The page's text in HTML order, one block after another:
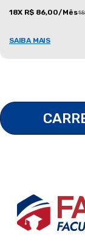
18X R$ 86,00/Mês
SAIBA MAIS